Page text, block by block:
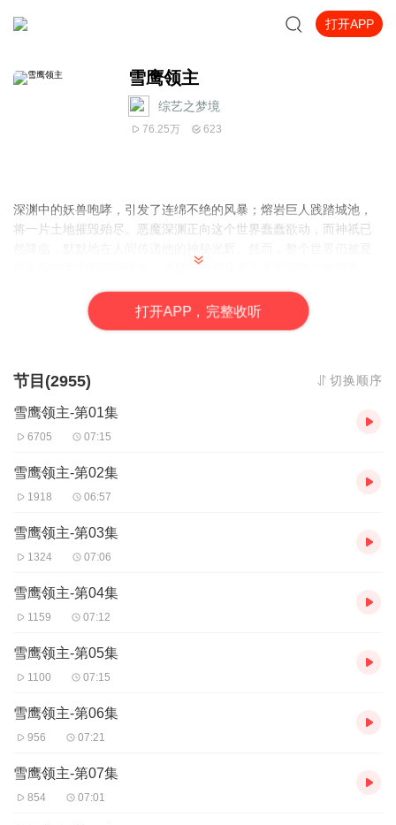
打开APP
雪鹰领主
综艺之梦境
76.25万 623
深渊中的妖兽咆哮，引发了连绵不绝的风暴；熔岩巨人践踏城池，
将一片土地摧毁殆尽。恶魔深渊正向这个世界蠢蠢欲动，而神祇已
族帝国的龙山帝国所统治，这是一个充斥着人类帝国之力的世界，
空、大地和海洋上巡逻。在帝国的遥远角落，存在一个微不足道的
贵族领地，它名为——雪鹰领！故事即在这里拉开帷幕！
打开APP，完整收听
节目(2955) 切换顺序
雪鹰领主-第01集
6705 07:15
雪鹰领主-第02集
1918 06:57
雪鹰领主-第03集
1324 07:06
雪鹰领主-第04集
1159 07:12
雪鹰领主-第05集
1100 07:15
雪鹰领主-第06集
956 07:21
雪鹰领主-第07集
854 07:01